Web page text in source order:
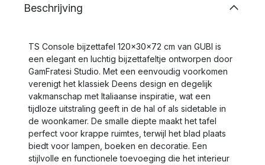
Beschrijving
TS Console bijzettafel 120x30x72 cm van GUBI is
een elegant en luchtig bijzettafeltje ontworpen door
GamFratesi Studio. Met een eenvoudig voorkomen
verenigt het klassiek Deens design en degelijk
vakmanschap met Italiaanse inspiratie, wat een
tijdloze uitstraling geeft in de hal of als sidetable in
de woonkamer. De smalle diepte maakt het tafel
perfect voor krappe ruimtes, terwijl het blad plaats
biedt voor lampen, boeken en decoratie. Een
stijlvolle en functionele toevoeging die het interieur